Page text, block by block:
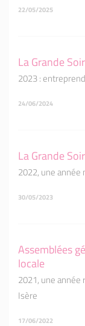
22/05/2025
La Grande
2023 :
24/06/2024
La Grande
2022, une
30/05/2023
Assemblées
locale
2021, une
Isère
17/06/2022